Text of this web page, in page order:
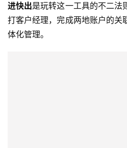
进快出是玩转这一工具的不二法
打客户经理，完成两地账户的关
体化管理。